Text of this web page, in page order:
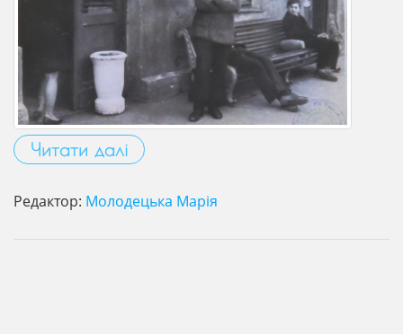
Читати далі
Редактор: Молодецька Марія